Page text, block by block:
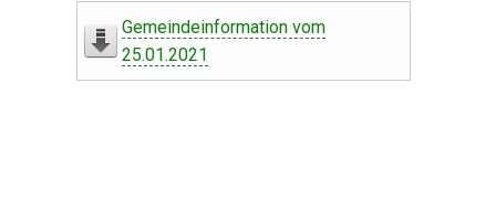
Gemeindeinformation vom
25.01.2021